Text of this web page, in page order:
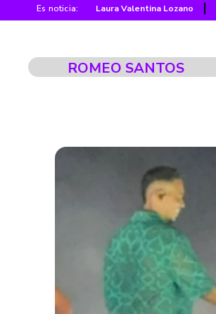
Es noticia: Laura Valentina Lozano
ROMEO SANTOS